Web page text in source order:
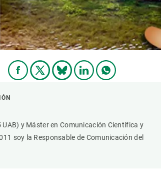
y Máster en Comunicación Científica y
soy la Responsable de Comunicación del